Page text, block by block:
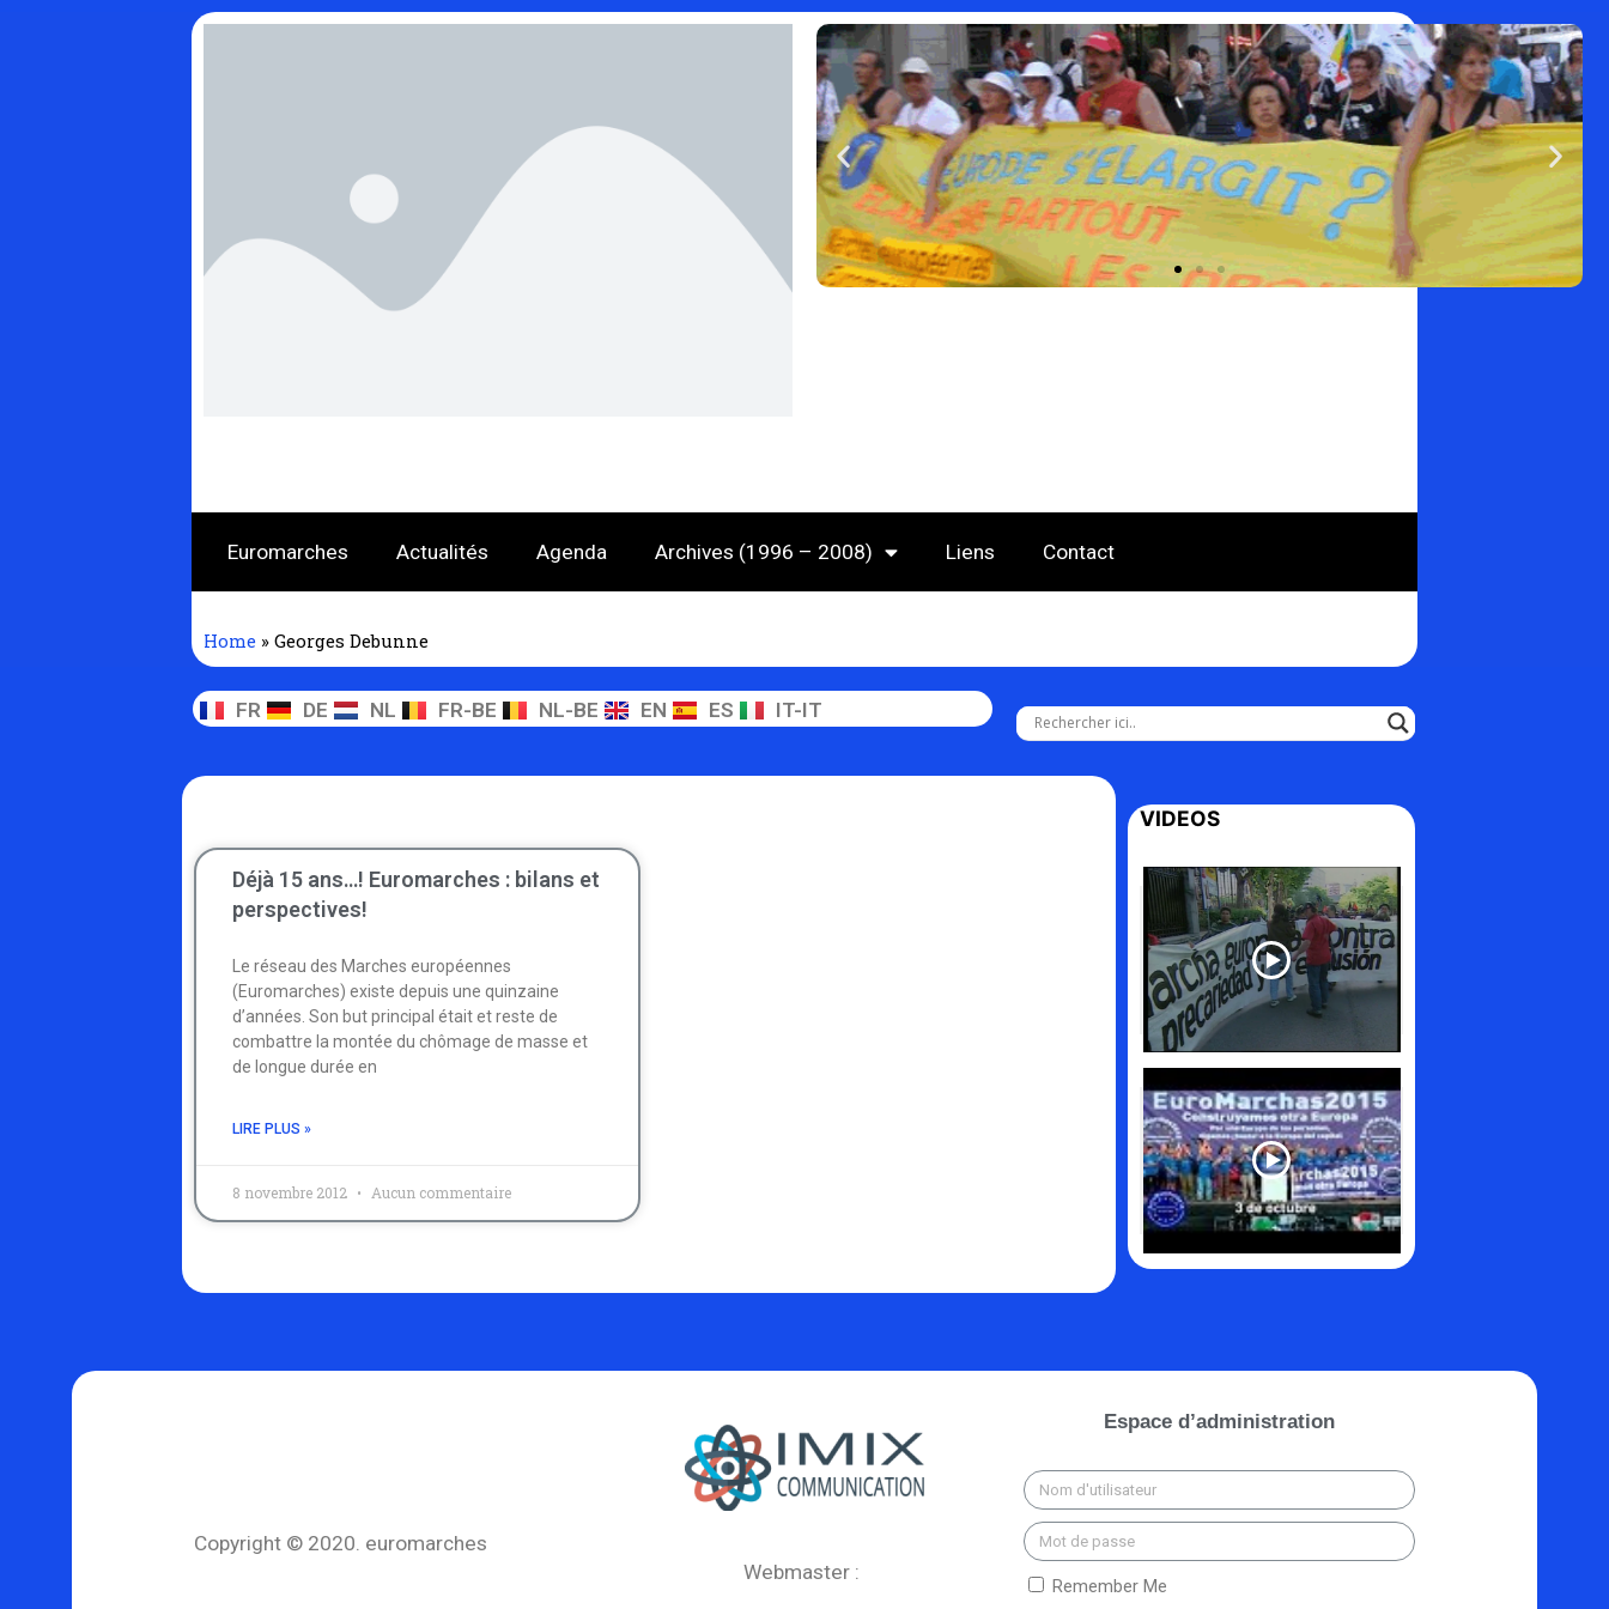
Euromarches Actualités Agenda Archives (1996 – 2008) Liens Contact
Home » Georges Debunne
FR DE NL FR-BE NL-BE EN ES IT-IT
Déjà 15 ans…! Euromarches : bilans et
perspectives!
Le réseau des Marches européennes
(Euromarches) existe depuis une quinzaine
d’années. Son but principal était et reste de
combattre la montée du chômage de masse et
de longue durée en
LIRE PLUS »
8 novembre 2012 Aucun commentaire
VIDEOS
Copyright © 2020. euromarches
Webmaster :
Espace d’administration
Remember Me